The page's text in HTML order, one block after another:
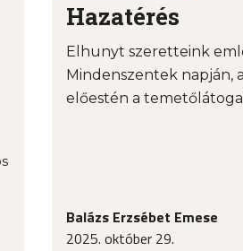
Hazatérés
Elhunyt szeretteink
Mindenszentek napján,
előestén a
Balázs Erzsébet Emese
2025. október 29.